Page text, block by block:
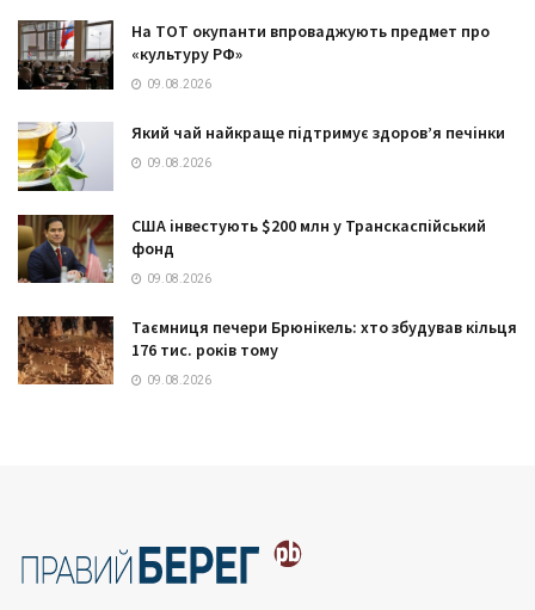
На ТОТ окупанти впроваджують предмет про
«культуру РФ»
09.08.2026
Який чай найкраще підтримує здоров’я печінки
09.08.2026
США інвестують $200 млн у Транскаспійський
фонд
09.08.2026
Таємниця печери Брюнікель: хто збудував кільця
176 тис. років тому
09.08.2026